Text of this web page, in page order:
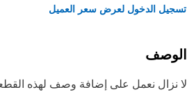
الدخول لعرض سعر العميل
نزال نعمل على إضافة وصف لهذه القطعة.